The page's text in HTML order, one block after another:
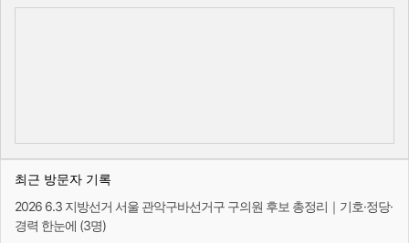
최근 방문자 기록
2026 6.3 지방선거 서울 관악구바선거구 구의원 후보 총정리｜기호·정당·
경력 한눈에 (3명)